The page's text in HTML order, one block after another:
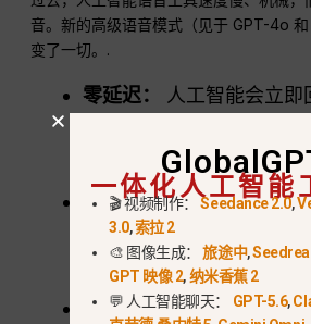
音。新的高级语音模式（见于 GPT-4o
变了一切。.
零延迟：
人工智能会立
的电话一样，迫使你以正
重音和情绪检测人工智能
发错了元音或听起来有些
纠正你的舌头位置。.
自然中断：如果您不明白
一体化人工智能
🎬 视频制作：Seedance 2.0,
3.0,索拉 2
🎨 图像生成：旅途中,
GPT 映像 2,纳米香蕉 2
💬 人工智能聊天： GPT-5.6,